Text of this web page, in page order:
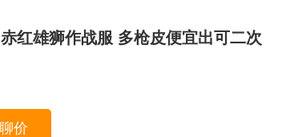
红雄狮作战服 多枪皮便宜出可二次
价